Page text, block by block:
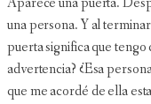
una persona. Y al
puerta significa que
advertencia? ¿Esa
que me acordé de ella